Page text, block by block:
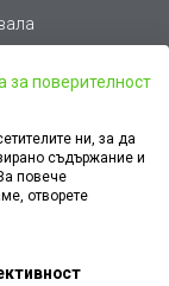
за поверителност
ни, за да
съдържание и
повече
отворете